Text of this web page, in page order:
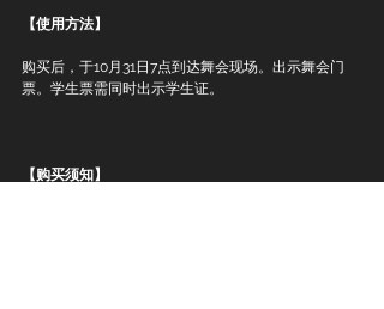
【使用方法】
购买后，于10月31日7点到达舞会现场。出示舞会门
票。学生票需同时出示学生证。
【购买须知】